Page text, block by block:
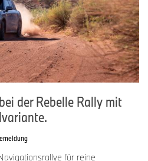
Kraftstoffverbrauch kombiniert:
der Rebelle Rally mit
für reine